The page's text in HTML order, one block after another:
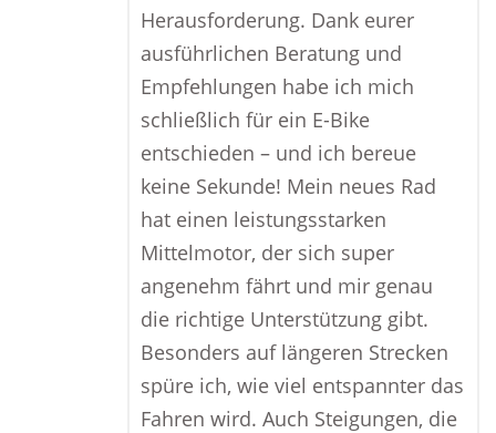
Herausforderung. Dank eurer
ausführlichen Beratung und
Empfehlungen habe ich mich
schließlich für ein E-Bike
entschieden – und ich bereue
keine Sekunde! Mein neues Rad
hat einen leistungsstarken
Mittelmotor, der sich super
angenehm fährt und mir genau
die richtige Unterstützung gibt.
Besonders auf längeren Strecken
spüre ich, wie viel entspannter das
Fahren wird. Auch Steigungen, die